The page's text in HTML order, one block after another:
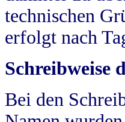
technischen
erfolgt nach
Schreibweise
Bei den